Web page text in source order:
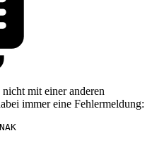
mit einer anderen
immer eine Fehlermeldung: